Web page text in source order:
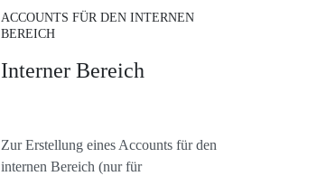
ACCOUNTS FÜR DEN INTERNEN
BEREICH
Interner Bereich
Zur Erstellung eines Accounts für den
internen Bereich (nur für